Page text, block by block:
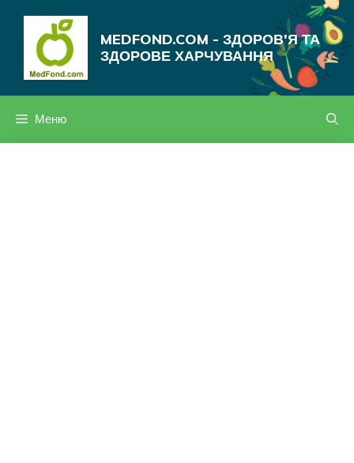
MEDFOND.COM - ЗДОРОВ'Я ТА
ЗДОРОВЕ ХАРЧУВАННЯ
Меню